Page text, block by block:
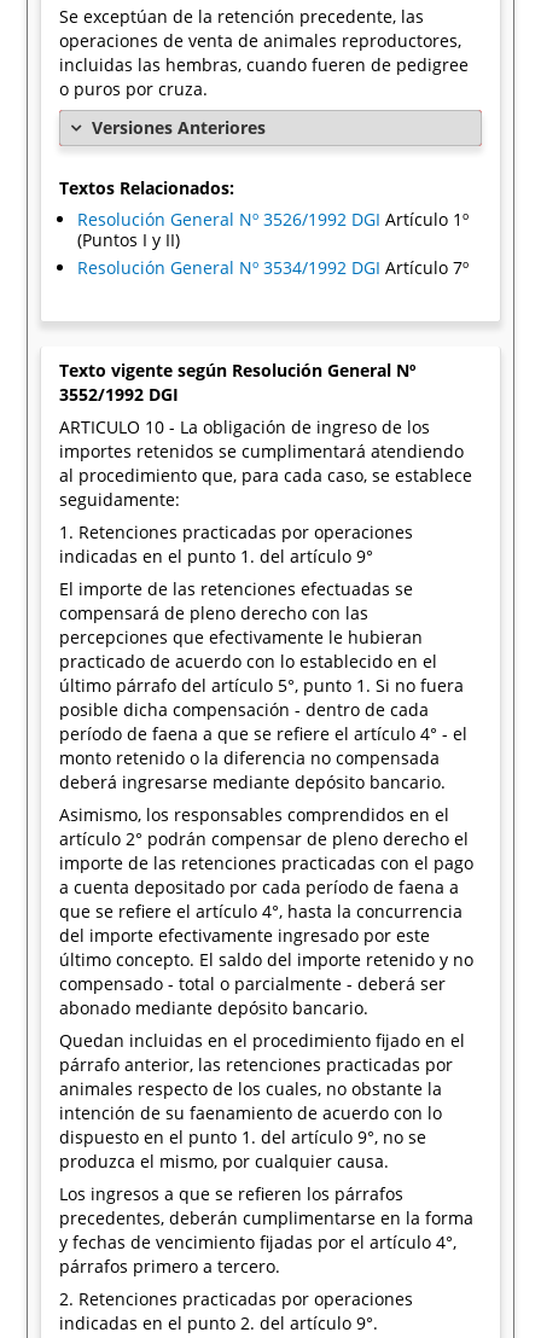
Se exceptúan de la retención precedente, las
operaciones de venta de animales reproductores,
incluidas las hembras, cuando fueren de pedigree
o puros por cruza.
Versiones Anteriores
Textos Relacionados:
Resolución General Nº 3526/1992 DGI Artículo 1º
(Puntos I y II)
Resolución General Nº 3534/1992 DGI Artículo 7º
Texto vigente según Resolución General Nº
3552/1992 DGI
ARTICULO 10 - La obligación de ingreso de los
importes retenidos se cumplimentará atendiendo
al procedimiento que, para cada caso, se establece
seguidamente:
1. Retenciones practicadas por operaciones
indicadas en el punto 1. del artículo 9°
El importe de las retenciones efectuadas se
compensará de pleno derecho con las
percepciones que efectivamente le hubieran
practicado de acuerdo con lo establecido en el
último párrafo del artículo 5°, punto 1. Si no fuera
posible dicha compensación - dentro de cada
período de faena a que se refiere el artículo 4° - el
monto retenido o la diferencia no compensada
deberá ingresarse mediante depósito bancario.
Asimismo, los responsables comprendidos en el
artículo 2° podrán compensar de pleno derecho el
importe de las retenciones practicadas con el pago
a cuenta depositado por cada período de faena a
que se refiere el artículo 4°, hasta la concurrencia
del importe efectivamente ingresado por este
último concepto. El saldo del importe retenido y no
compensado - total o parcialmente - deberá ser
abonado mediante depósito bancario.
Quedan incluidas en el procedimiento fijado en el
párrafo anterior, las retenciones practicadas por
animales respecto de los cuales, no obstante la
intención de su faenamiento de acuerdo con lo
dispuesto en el punto 1. del artículo 9°, no se
produzca el mismo, por cualquier causa.
Los ingresos a que se refieren los párrafos
precedentes, deberán cumplimentarse en la forma
y fechas de vencimiento fijadas por el artículo 4°,
párrafos primero a tercero.
2. Retenciones practicadas por operaciones
indicadas en el punto 2. del artículo 9°.